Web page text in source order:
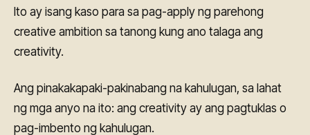
Ito ay isang kaso para sa pag-apply ng parehong
creative ambition sa tanong kung ano talaga ang
creativity.
Ang pinakakapaki-pakinabang na kahulugan, sa lahat
ng mga anyo na ito: ang creativity ay ang pagtuklas o
pag-imbento ng kahulugan.